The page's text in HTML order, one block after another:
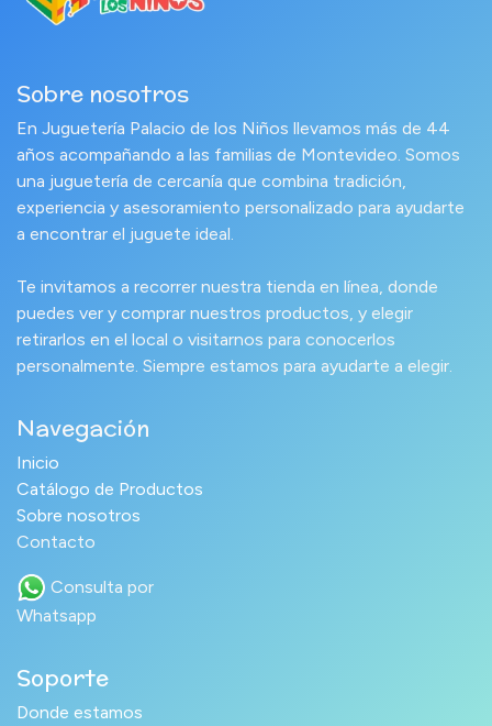
Sobre nosotros
En Juguetería Palacio de los Niños llevamos más de 44
años acompañando a las familias de Montevideo. Somos
una juguetería de cercanía que combina tradición,
experiencia y asesoramiento personalizado para ayudarte
a encontrar el juguete ideal.
Te invitamos a recorrer nuestra tienda en línea, donde
puedes ver y comprar nuestros productos, y elegir
retirarlos en el local o visitarnos para conocerlos
personalmente. Siempre estamos para ayudarte a elegir.
Navegación
Inicio
Catálogo de Productos
Sobre nosotros
Contacto
Consulta por
Whatsapp
Soporte
Donde estamos